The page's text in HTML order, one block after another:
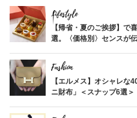
Lifestyle
【帰省・夏のご挨拶】で
選。〈価格別〉センスが
Fashion
【エルメス】オシャレな
ニ財布」＜スナップ6選＞